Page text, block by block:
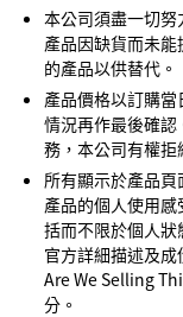
本公司須盡一切
產品因缺貨而未
的產品以供替代。
產品價格以訂購
情況再作最後確
務，本公司有權拒
所有顯示於產品
產品的個人使用
括而不限於個人
官方詳細描述及
Are We Selling
分。